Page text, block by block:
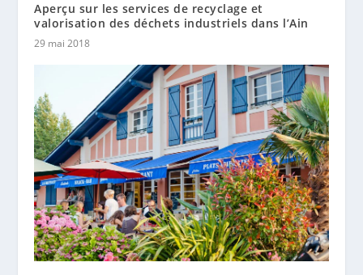
Aperçu sur les services de recyclage et
valorisation des déchets industriels dans l’Ain
29 mai 2018